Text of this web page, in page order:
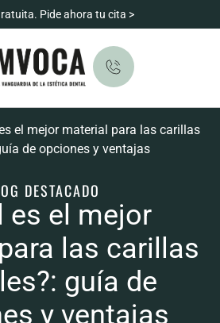
Pide ahora tu cita >
el mejor material para las carillas
de opciones y ventajas
DESTACADO
es el mejor
las carillas
guía de
y ventajas